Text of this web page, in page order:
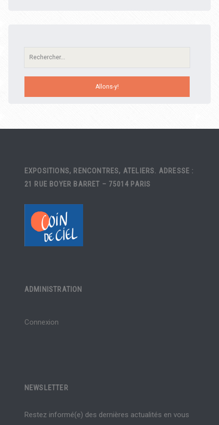
Recherche:
EXPOSITIONS, RENCONTRES, ATELIERS. ADRESSE :
21 RUE BOYER BARRET – 75014 PARIS
ADMINISTRATION
Connexion
NEWSLETTER
Restez informé(e) des dernières actualités en vous